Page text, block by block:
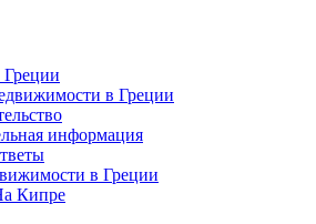
в Греции
информация
в Греции
Кипре